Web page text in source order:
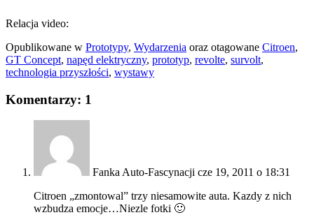
Relacja video:
Opublikowane w Prototypy, Wydarzenia oraz otagowane Citroen,
GT Concept, napęd elektryczny, prototyp, revolte, survolt,
technologia przyszłości, wystawy
Komentarzy: 1
Fanka Auto-Fascynacji cze 19, 2011 o 18:31
Citroen „zmontowal” trzy niesamowite auta. Kazdy z nich
wzbudza emocje…Niezle fotki 🙂